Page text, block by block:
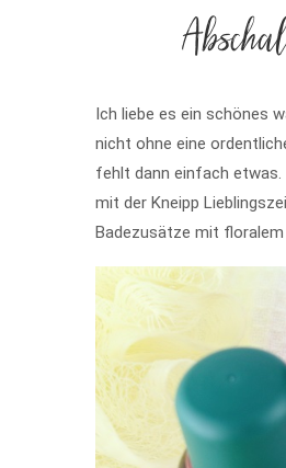
Ich liebe es ein schönes
nicht ohne eine
fehlt dann einfach etwas.
mit der Kneipp
Badezusätze mit